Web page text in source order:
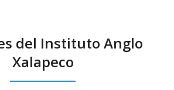
-
del Instituto Anglo
Xalapeсo